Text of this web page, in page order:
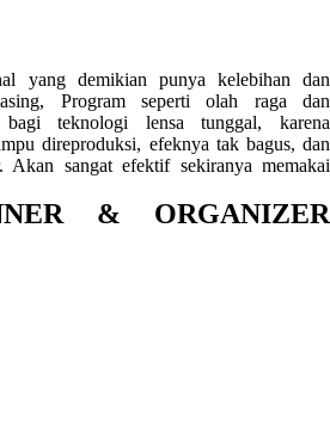
yang demikian punya kelebihan dan
Program seperti olah raga dan
teknologi lensa tunggal, karena
direproduksi, efeknya tak bagus, dan
Akan sangat efektif sekiranya memakai
& ORGANIZER